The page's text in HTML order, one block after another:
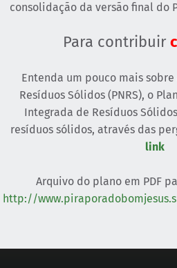
consolidação da versão final do
Para contribuir
Entenda um pouco mais
Resíduos Sólidos (PNRS), o
Integrada de Resíduos
resíduos sólidos, através das
link
Arquivo do plano em PDF
http://